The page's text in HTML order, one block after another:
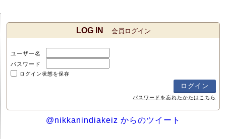
LOG IN 会員ログイン
ユーザー名
パスワード
ログイン状態を保存
パスワードを忘れたかたはこちら
@nikkanindiakeiz からのツイート